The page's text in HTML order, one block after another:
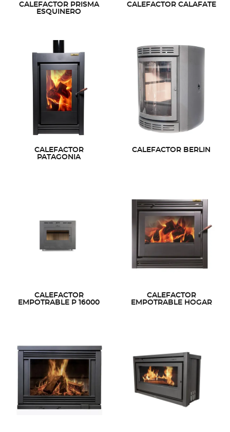
CALEFACTOR PRISMA
ESQUINERO
CALEFACTOR CALAFATE
CALEFACTOR
PATAGONIA
CALEFACTOR BERLIN
CALEFACTOR
EMPOTRABLE P 16000
CALEFACTOR
EMPOTRABLE HOGAR